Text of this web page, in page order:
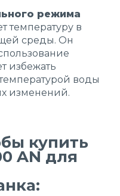
режима
температуру в
среды. Он
избежать
воды
изменений.
купить
AN для